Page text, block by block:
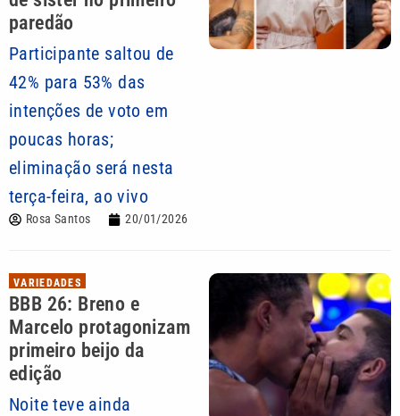
paredão
Participante saltou de
42% para 53% das
intenções de voto em
poucas horas;
eliminação será nesta
terça-feira, ao vivo
Rosa Santos 20/01/2026
VARIEDADES
BBB 26: Breno e
Marcelo protagonizam
primeiro beijo da
edição
Noite teve ainda